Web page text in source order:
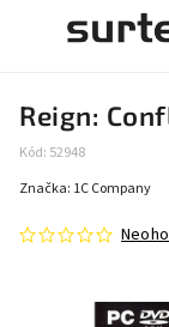
Reign:
Kód: 52948
Značka: 1C Company